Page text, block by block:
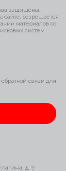
защищены.
разрешается
материалов со
систем
связи для
д. 9